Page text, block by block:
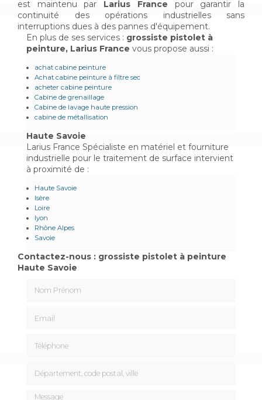
est maintenu par Larius France pour garantir la
continuité des opérations industrielles sans
interruptions dues à des pannes d'équipement.
En plus de ses services : grossiste pistolet à
peinture, Larius France vous propose aussi :
achat cabine peinture
Achat cabine peinture à filtre sec
acheter cabine peinture
Cabine de grenaillage
Cabine de lavage haute pression
cabine de métallisation
Haute Savoie
Larius France Spécialiste en matériel et fourniture
industrielle pour le traitement de surface intervient
à proximité de :
Haute Savoie
Isère
Loire
lyon
Rhône Alpes
Savoie
Contactez-nous : grossiste pistolet à peinture
Haute Savoie
Message